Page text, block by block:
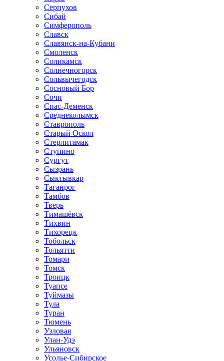
Серпухов
Сибай
Симферополь
Славск
Славянск-на-Кубани
Смоленск
Соликамск
Солнечногорск
Сольвычегодск
Сосновый Бор
Сочи
Спас-Деменск
Среднеколымск
Ставрополь
Старый Оскол
Стерлитамак
Ступино
Сургут
Сызрань
Сыктывкар
Таганрог
Тамбов
Тверь
Тимашёвск
Тихвин
Тихорецк
Тобольск
Тольятти
Томари
Томск
Троицк
Туапсе
Туймазы
Тула
Туран
Тюмень
Узловая
Улан-Удэ
Ульяновск
Усолье-Сибирское